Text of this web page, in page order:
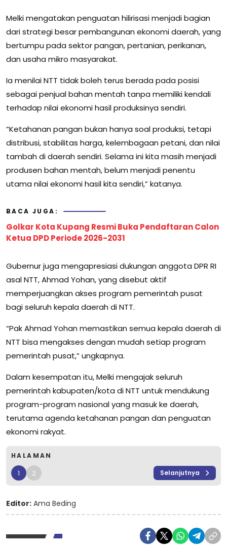
Melki mengatakan penguatan hilirisasi menjadi bagian
dari strategi besar pembangunan ekonomi daerah, yang
bertumpu pada sektor pangan, pertanian, perikanan,
dan usaha mikro masyarakat.
Ia menilai NTT tidak boleh terus berada pada posisi
sebagai penjual bahan mentah tanpa memiliki kendali
terhadap nilai ekonomi hasil produksinya sendiri.
“Ketahanan pangan bukan hanya soal produksi, tetapi
distribusi, stabilitas harga, kelembagaan petani, dan nilai
tambah di daerah sendiri. Selama ini kita masih menjadi
produsen bahan mentah, belum menjadi penentu
utama nilai ekonomi hasil kita sendiri,” katanya.
BACA JUGA:
Golkar Kota Kupang Resmi Buka Pendaftaran Calon
Ketua DPD Periode 2026-2031
Gubernur juga mengapresiasi dukungan anggota DPR RI
asal NTT, Ahmad Yohan, yang disebut aktif
memperjuangkan akses program pemerintah pusat
bagi seluruh kepala daerah di NTT.
“Pak Ahmad Yohan memastikan semua kepala daerah di
NTT bisa mengakses dengan mudah setiap program
pemerintah pusat,” ungkapnya.
Dalam kesempatan itu, Melki mengajak seluruh
pemerintah kabupaten/kota di NTT untuk mendukung
program-program nasional yang masuk ke daerah,
terutama agenda ketahanan pangan dan penguatan
ekonomi rakyat.
HALAMAN
1 2 Selanjutnya
Editor: Ama Beding